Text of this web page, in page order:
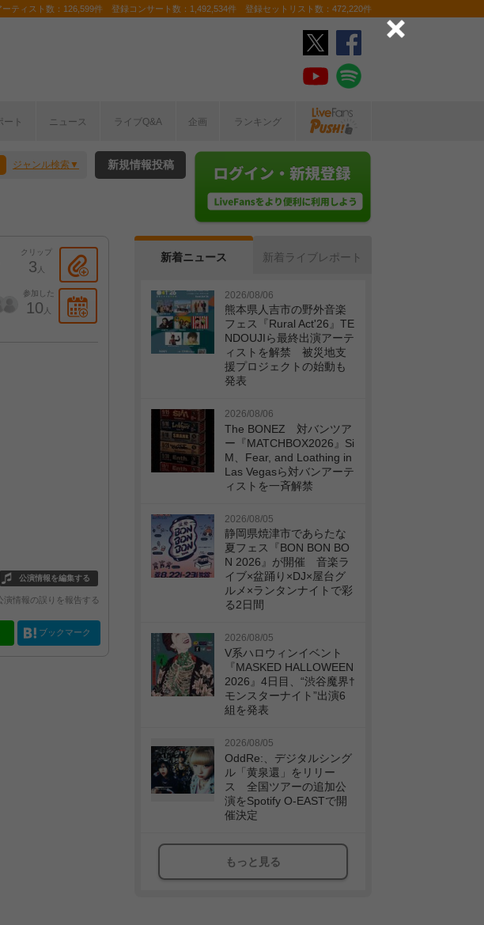
ーティスト数：126,599件 登録コンサート数：1,492,534件 登録セットリスト数：472,220件
ート ニュース ライブQ&A 企画 ランキング
ジャンル検索 新規情報投稿
クリップ
3 人
参加した
10 人
公演情報を編集する
演情報の誤りを報告する
ブックマーク
新着ニュース 新着ライブレポート
2026/08/06
熊本県人吉市の野外音楽
フェス『Rural Act'26』TE
NDOUJIら最終出演アーテ
ィストを解禁 被災地支
援プロジェクトの始動も
発表
2026/08/06
The BONEZ 対バンツア
ー『MATCHBOX2026』Si
M、Fear, and Loathing in
Las Vegasら対バンアーテ
ィストを一斉解禁
2026/08/05
静岡県焼津市であらたな
夏フェス『BON BON BO
N 2026』が開催 音楽ラ
イブ×盆踊り×DJ×屋台グ
ルメ×ランタンナイトで彩
る2日間
2026/08/05
V系ハロウィンイベント
『MASKED HALLOWEEN
2026』4日目、“渋谷魔界†
モンスターナイト”出演6
組を発表
2026/08/05
OddRe:、デジタルシング
ル「黄泉還」をリリー
ス 全国ツアーの追加公
演をSpotify O-EASTで開
催決定
もっと見る